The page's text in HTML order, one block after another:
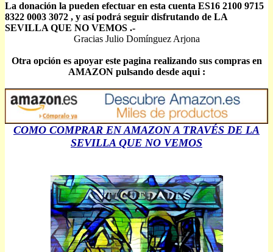
La donación la pueden efectuar en esta cuenta ES16 2100 9715
8322 0003 3072 , y así podrá seguir disfrutando de LA
SEVILLA QUE NO VEMOS .-
Gracias Julio Domínguez Arjona
Otra opción es apoyar este pagina realizando sus compras en
AMAZON pulsando desde aqui :
COMO COMPRAR EN AMAZON A TRAVÉS DE LA
SEVILLA QUE NO VEMOS